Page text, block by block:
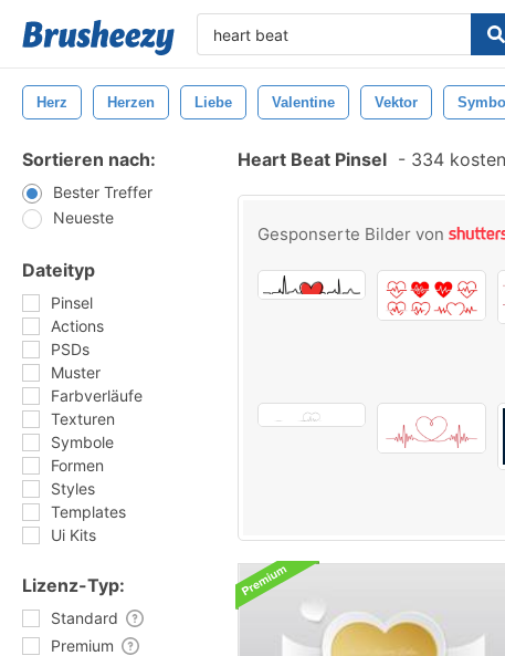
Herz Herzen Liebe Valentine Vektor Symbol
Sortieren nach:
Bester Treffer
Neueste
Dateityp
Pinsel
Actions
PSDs
Muster
Farbverläufe
Texturen
Symbole
Formen
Styles
Templates
Ui Kits
Lizenz-Typ:
Standard
Premium
Heart Beat Pinsel - 334
Gesponserte Bilder von